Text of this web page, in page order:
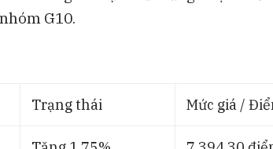
G10.
Trạng thái Mức giá /